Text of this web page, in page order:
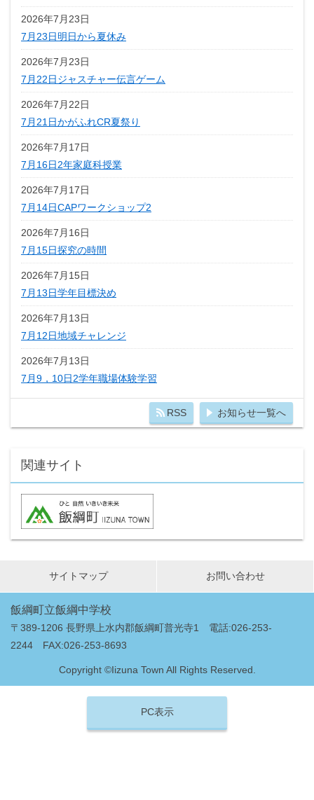
2026年7月23日
7月23日明日から夏休み
2026年7月23日
7月22日ジャスチャー伝言ゲーム
2026年7月22日
7月21日かがふれCR夏祭り
2026年7月17日
7月16日2年家庭科授業
2026年7月17日
7月14日CAPワークショップ2
2026年7月16日
7月15日探究の時間
2026年7月15日
7月13日学年目標決め
2026年7月13日
7月12日地域チャレンジ
2026年7月13日
7月9，10日2学年職場体験学習
RSS お知らせ一覧へ
関連サイト
サイトマップ お問い合わせ
飯綱町立飯綱中学校
〒389-1206 長野県上水内郡飯綱町普光寺1 電話:026-253-
2244 FAX:026-253-8693
Copyright ©Iizuna Town All Rights Reserved.
PC表示